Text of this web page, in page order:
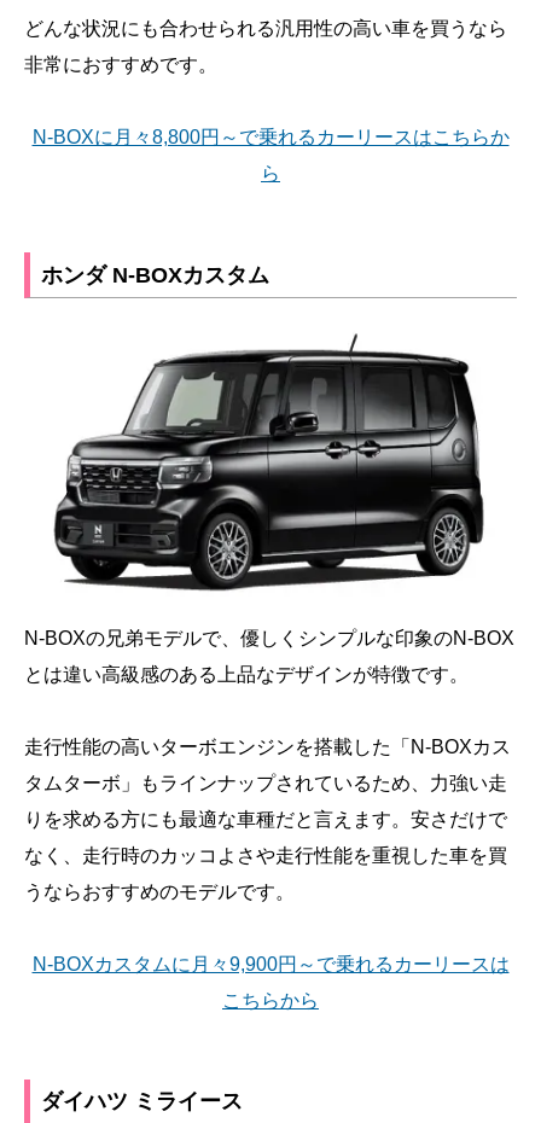
どんな状況にも合わせられる汎用性の高い車を買うなら
非常におすすめです。
N-BOXに月々8,800円～で乗れるカーリースはこちらか
ら
ホンダ N-BOXカスタム
N-BOXの兄弟モデルで、優しくシンプルな印象のN-BOX
とは違い高級感のある上品なデザインが特徴です。
走行性能の高いターボエンジンを搭載した「N-BOXカス
タムターボ」もラインナップされているため、力強い走
りを求める方にも最適な車種だと言えます。安さだけで
なく、走行時のカッコよさや走行性能を重視した車を買
うならおすすめのモデルです。
N-BOXカスタムに月々9,900円～で乗れるカーリースは
こちらから
ダイハツ ミライース